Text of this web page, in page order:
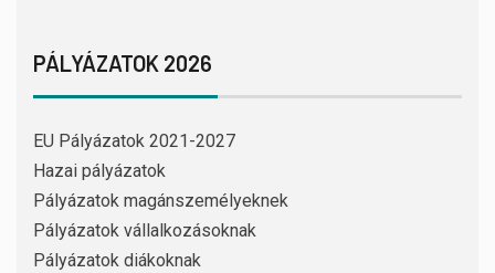
PÁLYÁZATOK 2026
EU Pályázatok 2021-2027
Hazai pályázatok
Pályázatok magánszemélyeknek
Pályázatok vállalkozásoknak
Pályázatok diákoknak